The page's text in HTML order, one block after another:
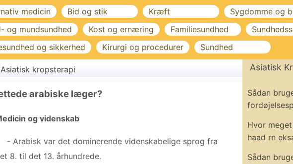
medicin Bid og stik Kræft
Sygdomme og
og mundsundhed
Kost og ernæring Familiesundhed
og sikkerhed
Kirurgi og procedurer Sundhed
Asiatisk kropsterapi
arabiske læger?
og videnskab
- Arabisk var det dominerende videnskabelige sprog fra
8. til det 13. århundrede.
Asiatisk
Sådan
Hvor
haad rn
Sådan